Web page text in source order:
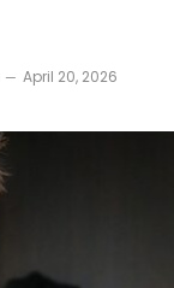
April 20, 2026